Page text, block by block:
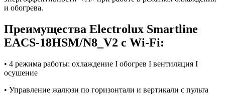
и обогрева.
Преимущества Electrolux Smartline
EACS-18HSM/N8_V2 с Wi-Fi:
• 4 режима работы: охлаждение I обогрев I вентиляция I
осушение
• Управление жалюзи по горизонтали и вертикали с пульта